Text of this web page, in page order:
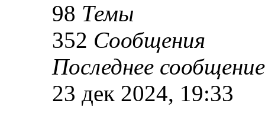
98 Темы
352 Сообщения
Последнее сообщение
23 дек 2024, 19:33